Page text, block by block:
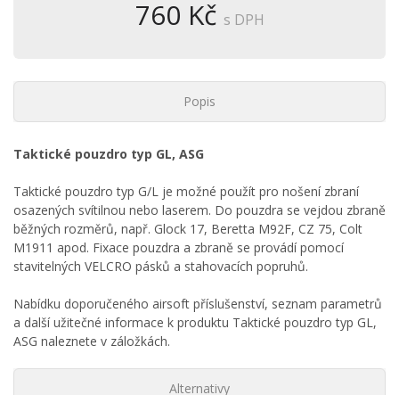
760 Kč s DPH
Popis
Taktické pouzdro typ GL, ASG
Taktické pouzdro typ G/L je možné použít pro nošení zbraní
osazených svítilnou nebo laserem. Do pouzdra se vejdou zbraně
běžných rozměrů, např. Glock 17, Beretta M92F, CZ 75, Colt
M1911 apod. Fixace pouzdra a zbraně se provádí pomocí
stavitelných VELCRO pásků a stahovacích popruhů.
Nabídku doporučeného airsoft příslušenství, seznam parametrů
a další užitečné informace k produktu Taktické pouzdro typ GL,
ASG naleznete v záložkách.
Alternativy